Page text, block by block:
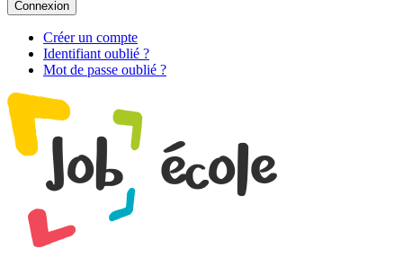
Connexion
Créer un compte
Identifiant oublié ?
Mot de passe oublié ?